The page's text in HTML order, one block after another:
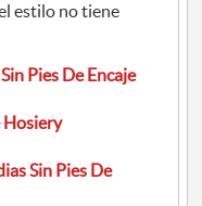
estilo no tiene
Pies De Encaje
Hosiery
Sin Pies De